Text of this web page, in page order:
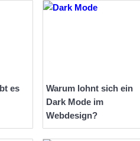
es
Warum lohnt sich ein
Dark Mode im
Webdesign?